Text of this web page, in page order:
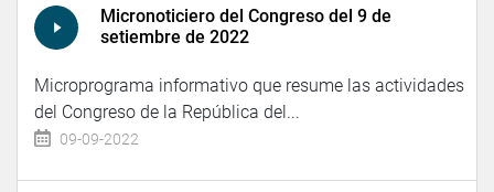
Micronoticiero del Congreso del 9 de
setiembre de 2022
Microprograma informativo que resume las actividades
del Congreso de la República del...
09-09-2022